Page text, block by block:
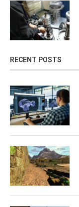
RECENT POSTS